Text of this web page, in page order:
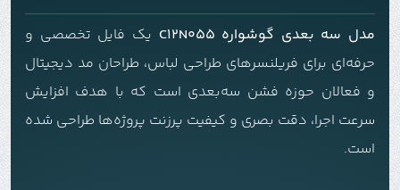
مدل سه بعدی گوشواره C12N055
یک فایل تخصصی و
حرفه‌ای برای فریلنسرهای طراحی لباس، طراحان مد دیجیتال
و فعالان حوزه فشن سه‌بعدی است که با هدف افزایش
سرعت اجرا، دقت بصری و کیفیت پرزنت پروژه‌ها طراحی شده
است.